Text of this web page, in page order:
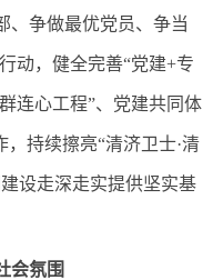
、争做最优党员、争当
动，健全完善“党建+专
连心工程”、党建共同体
持续擦亮“清济卫士·清
设走深走实提供坚实基
会氛围